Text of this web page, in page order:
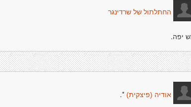
החתלתול של שרדינגר
יפה.
אודיה (פיצקית) *.